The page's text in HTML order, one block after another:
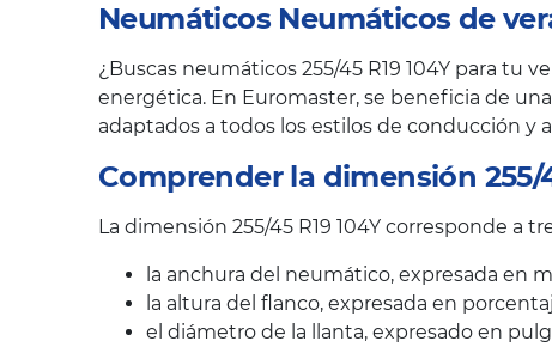
Neumáticos Neumáticos de
¿Buscas neumáticos 255/45 R19 104Y para
energética. En Euromaster, se beneficia de
adaptados a todos los estilos de conducción y
Comprender la dimensión 255/
La dimensión 255/45 R19 104Y corresponde a
la anchura del neumático, expresada en
la altura del flanco, expresada en
el diámetro de la llanta, expresado en